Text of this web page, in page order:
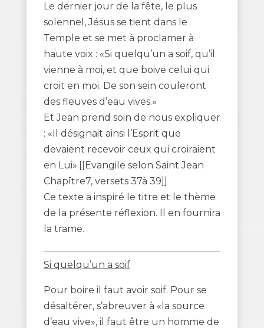
Le dernier jour de la fête, le plus
solennel, Jésus se tient dans le
Temple et se met à proclamer à
haute voix : «Si quelqu’un a soif, qu’il
vienne à moi, et que boive celui qui
croit en moi. De son sein couleront
des fleuves d’eau vives.»
Et Jean prend soin de nous expliquer
: «Il désignait ainsi l’Esprit que
devaient recevoir ceux qui croiraient
en Lui».[[Evangile selon Saint Jean
Chapître7, versets 37à 39]]
Ce texte a inspiré le titre et le thème
de la présente réflexion. Il en fournira
la trame.
Si quelqu’un a soif
Pour boire il faut avoir soif. Pour se
désaltérer, s’abreuver à «la source
d’eau vive», il faut être un homme de